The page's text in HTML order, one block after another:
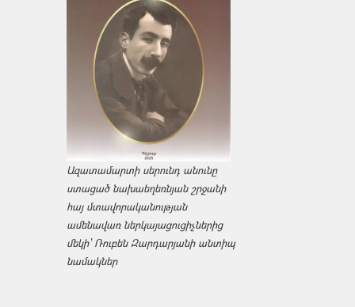
Ազատամարտի սերունդ անունը
ստացած նախաեղեռնյան շրջանի
հայ մտավորականության
ամենավառ ներկայացուցիչներից
մեկի՝ Ռուբեն Զարդարյանի անտիպ
նամակներ